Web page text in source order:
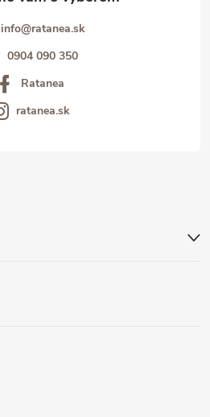
info@ratanea.sk
0904 090 350
Ratanea
ratanea.sk